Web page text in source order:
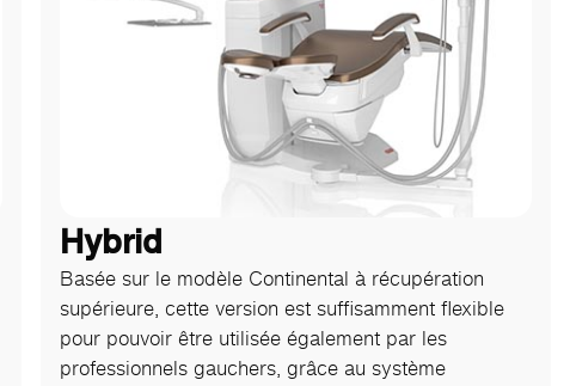
Hybrid
Basée sur le modèle Continental à récupération
supérieure, cette version est suffisamment flexible
pour pouvoir être utilisée également par les
professionnels gauchers, grâce au système